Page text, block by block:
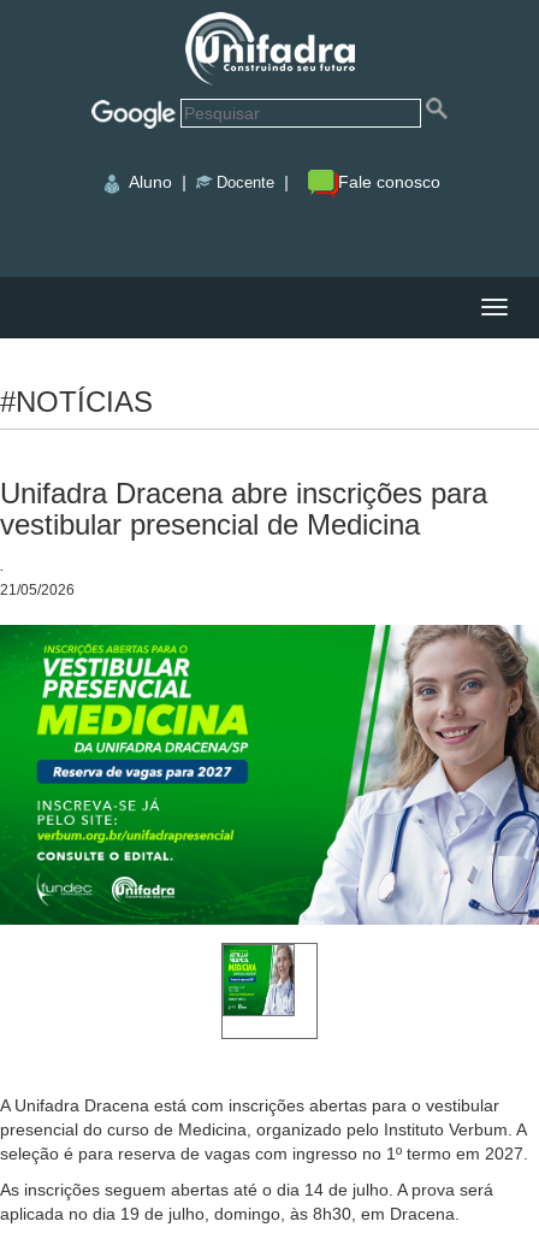
Aluno | Docente | Fale conosco
#NOTÍCIAS
Unifadra Dracena abre inscrições para
vestibular presencial de Medicina
21/05/2026
A Unifadra Dracena está com inscrições abertas para o vestibular
presencial do curso de Medicina, organizado pelo Instituto Verbum. A
seleção é para reserva de vagas com ingresso no 1º termo em 2027.
As inscrições seguem abertas até o dia 14 de julho. A prova será
aplicada no dia 19 de julho, domingo, às 8h30, em Dracena.